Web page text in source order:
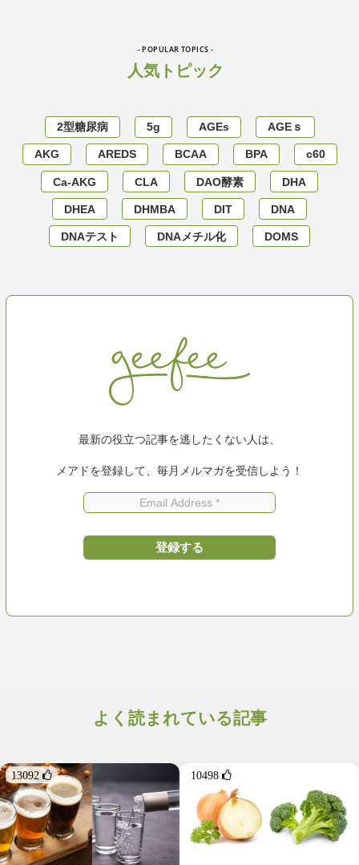
- POPULAR TOPICS -
人気トピック
2型糖尿病 5g AGEs AGEｓ
AKG AREDS BCAA BPA c60
Ca-AKG CLA DAO酵素 DHA
DHEA DHMBA DIT DNA
DNAテスト DNAメチル化 DOMS
最新の役立つ記事を逃したくない人は、
メアドを登録して、毎月メルマガを受信しよう！
よく読まれている記事
13092  10498 